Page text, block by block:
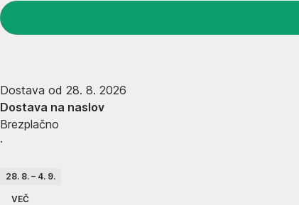
Dostava od 28. 8. 2026
Dostava na naslov
Brezplačno
·
28. 8. – 4. 9.
VEČ